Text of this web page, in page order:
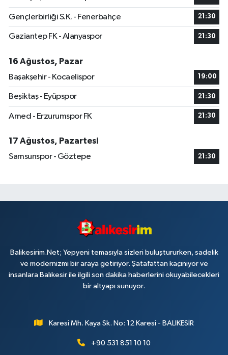
Gençlerbirliği S.K. - Fenerbahçe 21:30
Gaziantep FK - Alanyaspor 21:30
16 Ağustos, Pazar
Başakşehir - Kocaelispor
19:00
Beşiktaş - Eyüpspor 21:30
Amed - Erzurumspor FK 21:30
17 Ağustos, Pazartesi
Samsunspor - Göztepe
21:30
Balikesirim.Net; Yepyeni temasıyla sizleri buluştururken, sadelik
ve modernizmi bir araya getiriyor. Şatafattan kaçınıyor ve
insanlara Balıkesir ile ilgili son dakika haberlerini okuyabilecekleri
bir altyapı sunuyor.
Karesi Mh. Kaya Sk. No: 12 Karesi - BALIKESİR
+90 531 851 10 10